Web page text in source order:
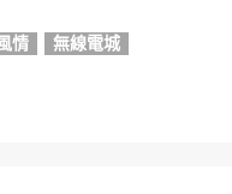
情 無線電城